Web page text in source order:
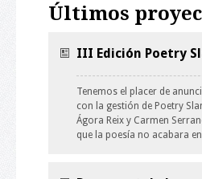
Últimos
III Edición Poetry
Tenemos el placer de
con la gestión de Poetry
Ágora Reix y Carmen
que la poesía no acabara